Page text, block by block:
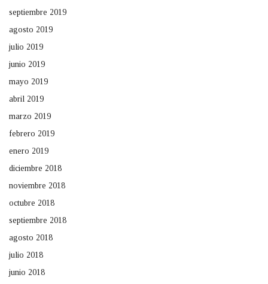
septiembre 2019
agosto 2019
julio 2019
junio 2019
mayo 2019
abril 2019
marzo 2019
febrero 2019
enero 2019
diciembre 2018
noviembre 2018
octubre 2018
septiembre 2018
agosto 2018
julio 2018
junio 2018